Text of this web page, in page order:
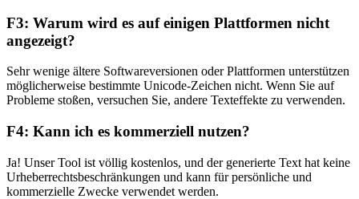
F3: Warum wird es auf einigen Plattformen nicht
angezeigt?
Sehr wenige ältere Softwareversionen oder Plattformen unterstützen
möglicherweise bestimmte Unicode-Zeichen nicht. Wenn Sie auf
Probleme stoßen, versuchen Sie, andere Texteffekte zu verwenden.
F4: Kann ich es kommerziell nutzen?
Ja! Unser Tool ist völlig kostenlos, und der generierte Text hat keine
Urheberrechtsbeschränkungen und kann für persönliche und
kommerzielle Zwecke verwendet werden.